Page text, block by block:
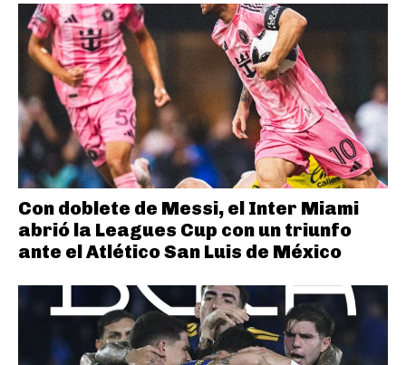
Con doblete de Messi, el Inter Miami
abrió la Leagues Cup con un triunfo
ante el Atlético San Luis de México